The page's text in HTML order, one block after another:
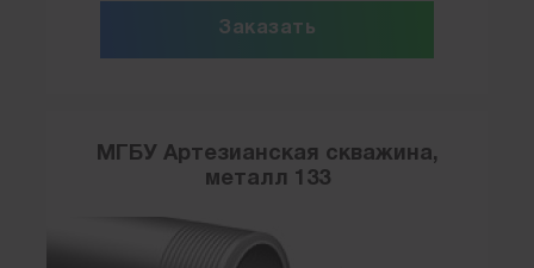
Заказать
МГБУ Артезианская скважина,
металл 133